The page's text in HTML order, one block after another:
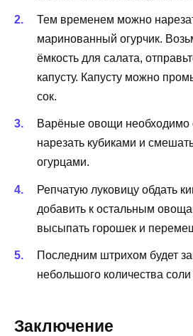
Тем временем можно
маринованный огурчик.
ёмкость для салата,
капусту. Капусту можно
сок.
Варёные овощи необходимо
нарезать кубиками и
огурцами.
Репчатую луковицу обдать
добавить к остальным
высыпать горошек и
Последним штрихом будет
небольшого количества
Заключение